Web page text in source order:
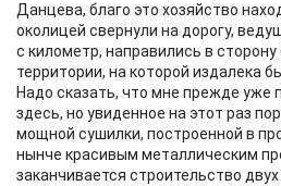
Данцева, благо это хозяйство
околицей свернули на дорогу,
с километр, направились в
территории, на которой издалека
Надо сказать, что мне прежде уже
здесь, но увиденное на этот раз
мощной сушилки, построенной в
нынче красивым металлическим
заканчивается строительство